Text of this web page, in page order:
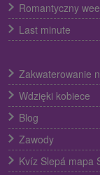
Romantyczny
Last minute
Zakwaterowanie
Wdzięki kobiece
Blog
Zawody
Kvíz Slepá mapa